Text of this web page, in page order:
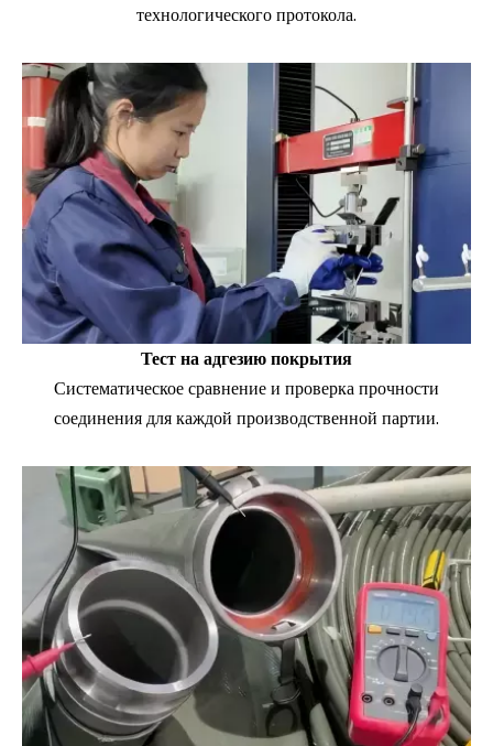
технологического протокола.
Тест на адгезию покрытия
Систематическое сравнение и проверка прочности
соединения для каждой производственной партии.